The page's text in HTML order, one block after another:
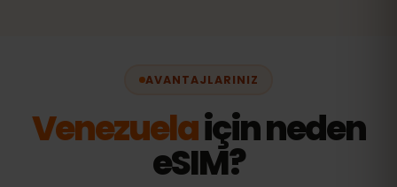
AVANTAJLARINIZ
Venezuelaiçin neden
eSIM?